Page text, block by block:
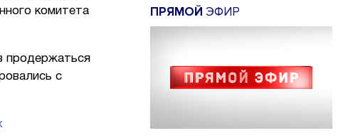
комитета
продержаться
с
ПРЯМОЙ ЭФИР